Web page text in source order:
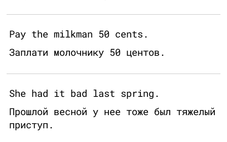
Pay the milkman 50 cents.
Заплати молочнику 50 центов.
She had it bad last spring.
Прошлой весной у нее тоже был тяжелый
приступ.